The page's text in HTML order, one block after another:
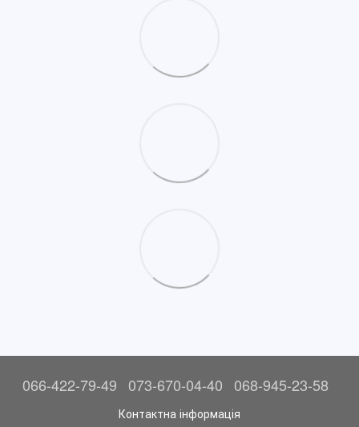
066-422-79-49 073-670-04-40 068-945-23-58
Контактна інформація